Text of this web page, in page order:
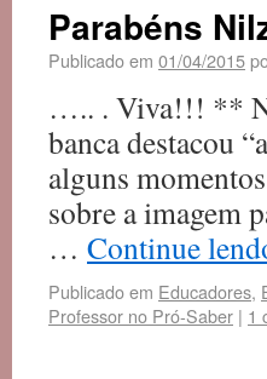
Parabéns
Publicado em 01/04/2015
….. . Viva!!! **
banca destacou
alguns
sobre a imagem
… Continue
Publicado em Educadores,
Professor no Pró-Saber | 1